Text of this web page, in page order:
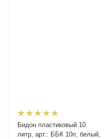
Бидон пластиковый 10
литр, арт.: ББК 10п, белый,